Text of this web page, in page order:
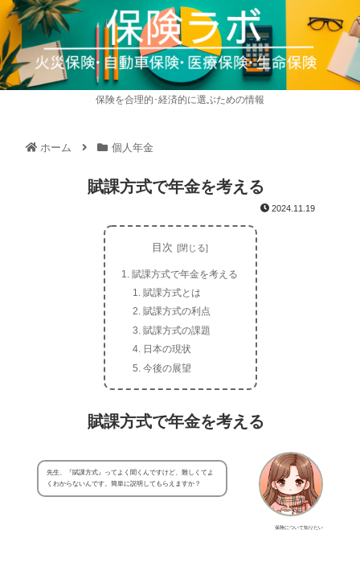
保険を合理的･経済的に選ぶための情報
ホーム 個人年金
賦課方式で年金を考える
2024.11.19
目次
賦課方式で年金を考える
賦課方式とは
賦課方式の利点
賦課方式の課題
日本の現状
今後の展望
賦課方式で年金を考える
保険について知りたい
先生、『賦課方式』ってよく聞くんですけど、難しくてよ
くわからないんです。簡単に説明してもらえますか？